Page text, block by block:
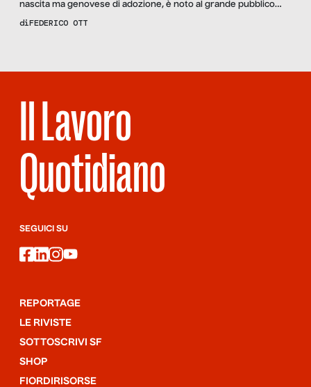
nascita ma genovese di adozione, è noto al grande pubblico
per le sue crudissime lezioni sul mondo animale con cui si è
diFEDERICO OTT
Il Lavoro
Quotidiano
SEGUICI SU
facebook
linkedin
instagram
youtube
REPORTAGE
LE RIVISTE
SOTTOSCRIVI SF
SHOP
FIORDIRISORSE